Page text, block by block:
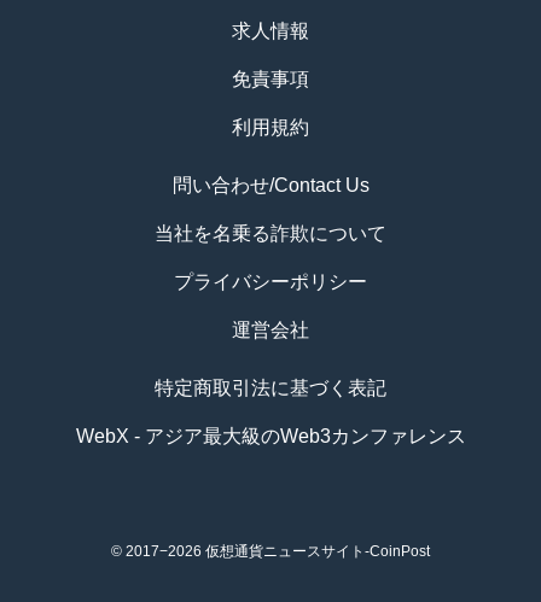
求人情報
免責事項
利用規約
問い合わせ/Contact Us
当社を名乗る詐欺について
プライバシーポリシー
運営会社
特定商取引法に基づく表記
WebX - アジア最大級のWeb3カンファレンス
© 2017−2026 仮想通貨ニュースサイト-CoinPost